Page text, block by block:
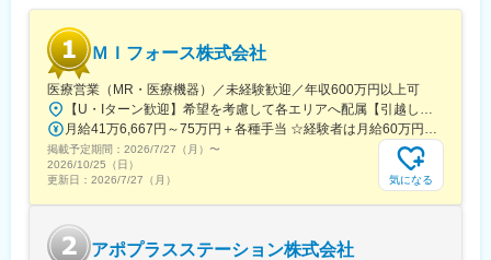
整備しています。
<応募対象>
8月1日～10月1日の間にご入社が可能な経験MR
※必須条件は、有効期限内のMR認定証保持及び普通自動車運転免
許保持(違反累積3点以下)
【IQVIAサービシーズジャパンについて】
・世界100以上の国と地域／8万人の社員が、医薬品の臨床開発～
プロモーションに携わり、市場を流通するほぼすべての医薬品に
・日本においても業界トップシェアを誇り、常時100以上のPJが
稼働しています
ＭＩフォース株式会社
医療営業（MR・医療機器）／未経験歓迎／年収600万円以上可
【U・Iターン歓迎】希望を考慮して各エリアへ配属【引越し代は会社全額負担】■本社 東京都中央区築地1-13-1 銀座松竹スクエア9F■勤務エリア：（1）北海道：北海道（2）東北：青森・秋田・岩手・山形・宮城・福島（3）関東：東京・神奈川・千葉・埼玉・茨城・栃木・群馬（4）甲信越：新潟・長野・山梨（5）東海：愛知・岐阜・三重・静岡（6）北陸：富山・石川・福井（7）近畿：大阪・京都・滋賀・奈良・和歌山・兵庫（8）中国：岡山・広島・山口・島根・鳥取（9）四国：香川・徳島・高知・愛媛（10）九州：福岡・大分・宮崎・鹿児島・熊本・佐賀・長崎・沖縄※勤務地限定～全国転勤（規定あり）の選択可能※配属エリアは希望を考慮して決定いたします。希望範囲外への転勤はありません。※変更の範囲：会社の定める事業所（リモートワーク含む）
月給41万6,667円～75万円＋各種手当 ☆経験者は月給60万円以上！・・・・・・■未経験者：月給41万6,667円～＋各種手当※上記には固定残業代（7万9,114円～／30時間分）を含みます。※超過分は別途全額支給いたします。◎手当を含めれば初年度から年収600万円以上も可能！・・・・・・■経験者：月給60万円～75万円＋各種手当※上記には固定残業代（11万760円～／30時間分）を含みます。※超過分は別途全額支給いたします。＜年収例＞◎初年度年収は700万円以上！◎最大年収900万円以上も目指せる♪・・・・・・＼社員の年収例／ 800万円／36歳（入社3年） 860万円／42歳（入社4年） 920万円／45歳（入社6年） ※諸手当含む
掲載予定期間： 2026/7/27（月） 〜
2026/10/25（日）
更新日： 2026/7/27（月） 気になる
アポプラスステーション株式会社